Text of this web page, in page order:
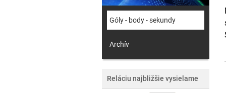
Góly - body - sekundy
Archív
Reláciu najbližšie vysielame